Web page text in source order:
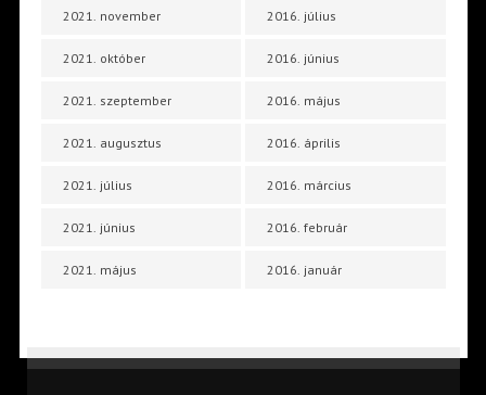
2021. november
2021. október
2021. szeptember
2021. augusztus
2021. július
2021. június
2021. május
2016. július
2016. június
2016. május
2016. április
2016. március
2016. február
2016. január